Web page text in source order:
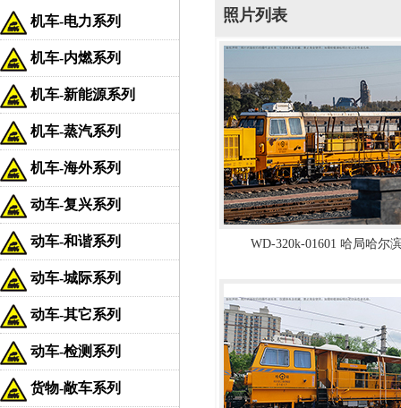
机车-电力系列
机车-内燃系列
机车-新能源系列
机车-蒸汽系列
机车-海外系列
动车-复兴系列
动车-和谐系列
动车-城际系列
动车-其它系列
动车-检测系列
货物-敞车系列
照片列表
WD-320k-01601 哈局哈尔